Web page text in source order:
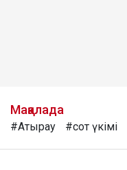
Мақалада
#Атырау #сот үкімі